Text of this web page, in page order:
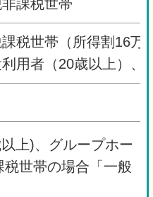
課税世帯
税世帯（所得割16万
用者（20歳以上）、
上)、グループホー
世帯の場合「一般